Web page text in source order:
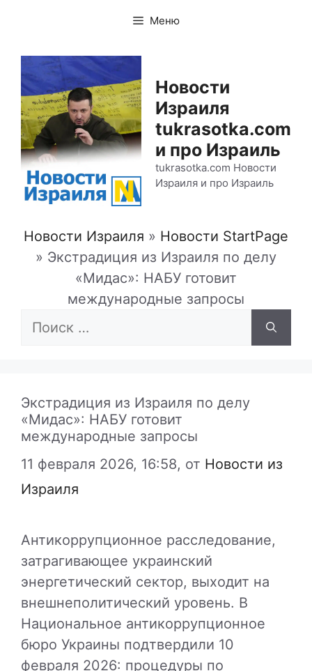
содержимому
Меню
Новости
Израиля
tukrasotka.com
и про Израиль
tukrasotka.com Новости
Израиля и про Израиль
Новости Израиля » Новости StartPage
» Экстрадиция из Израиля по делу
«Мидас»: НАБУ готовит
международные запросы
Поиск:
Экстрадиция из Израиля по делу
«Мидас»: НАБУ готовит
международные запросы
11 февраля 2026, 16:58, от Новости из
Израиля
Антикоррупционное расследование,
затрагивающее украинский
энергетический сектор, выходит на
внешнеполитический уровень. В
Национальное антикоррупционное
бюро Украины подтвердили 10
февраля 2026: процедуры по